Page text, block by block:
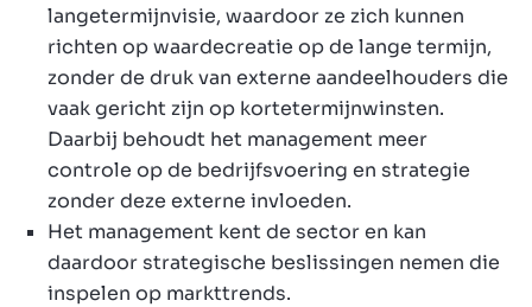
langetermijnvisie, waardoor ze zich kunnen
richten op waardecreatie op de lange termijn,
zonder de druk van externe aandeelhouders die
vaak gericht zijn op kortetermijnwinsten.
Daarbij behoudt het management meer
controle op de bedrijfsvoering en strategie
zonder deze externe invloeden.
Het management kent de sector en kan
daardoor strategische beslissingen nemen die
inspelen op markttrends.